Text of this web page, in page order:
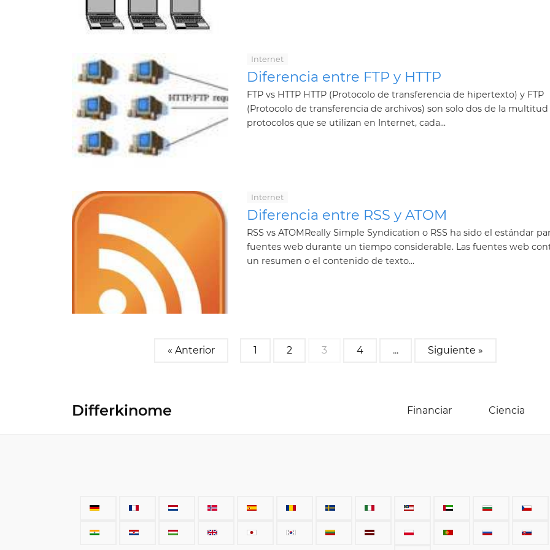
Internet
Diferencia entre FTP y HTTP
FTP vs HTTP HTTP (Protocolo de transferencia de hipertexto) y FTP
(Protocolo de transferencia de archivos) son solo dos de la multitud
protocolos que se utilizan en Internet, cada...
Internet
Diferencia entre RSS y ATOM
RSS vs ATOMReally Simple Syndication o RSS ha sido el estándar
fuentes web durante un tiempo considerable. Las fuentes web
un resumen o el contenido de texto...
« Anterior 1 2 3 4 ... Siguiente »
Differkinome Financiar Ciencia